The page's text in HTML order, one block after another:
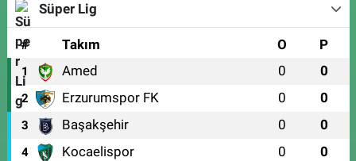
Süper Lig
# Takım O P
1 Amed 0 0
2 Erzurumspor FK 0 0
3 Başakşehir 0 0
4 Kocaelispor 0 0